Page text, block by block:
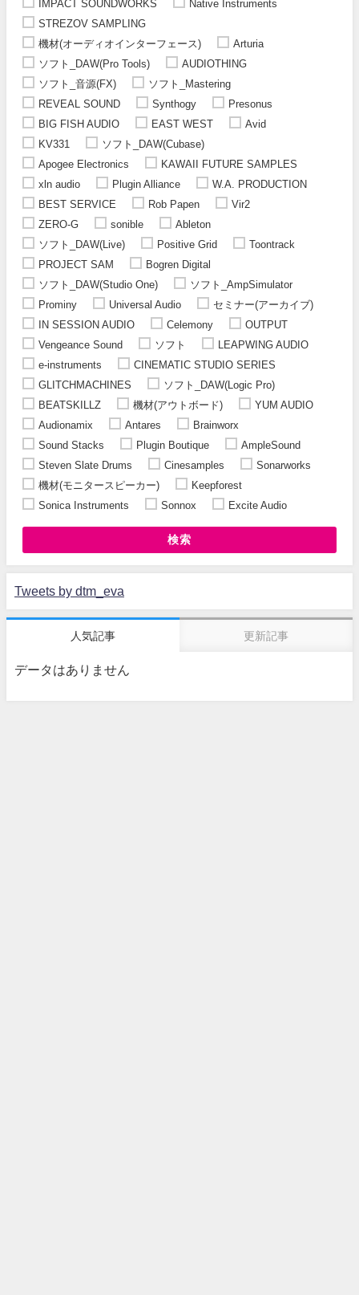
IMPACT SOUNDWORKS
Native Instruments
STREZOV SAMPLING
機材(オーディオインターフェース)
Arturia
ソフト_DAW(Pro Tools)
AUDIOTHING
ソフト_音源(FX)
ソフト_Mastering
REVEAL SOUND
Synthogy
Presonus
BIG FISH AUDIO
EAST WEST
Avid
KV331
ソフト_DAW(Cubase)
Apogee Electronics
KAWAII FUTURE SAMPLES
xln audio
Plugin Alliance
W.A. PRODUCTION
BEST SERVICE
Rob Papen
Vir2
ZERO-G
sonible
Ableton
ソフト_DAW(Live)
Positive Grid
Toontrack
PROJECT SAM
Bogren Digital
ソフト_DAW(Studio One)
ソフト_AmpSimulator
Prominy
Universal Audio
セミナー(アーカイブ)
IN SESSION AUDIO
Celemony
OUTPUT
Vengeance Sound
ソフト
LEAPWING AUDIO
e-instruments
CINEMATIC STUDIO SERIES
GLITCHMACHINES
ソフト_DAW(Logic Pro)
BEATSKILLZ
機材(アウトボード)
YUM AUDIO
Audionamix
Antares
Brainworx
Sound Stacks
Plugin Boutique
AmpleSound
Steven Slate Drums
Cinesamples
Sonarworks
機材(モニタースピーカー)
Keepforest
Sonica Instruments
Sonnox Excite Audio
検索
Tweets by dtm_eva
人気記事 更新記事
データはありません